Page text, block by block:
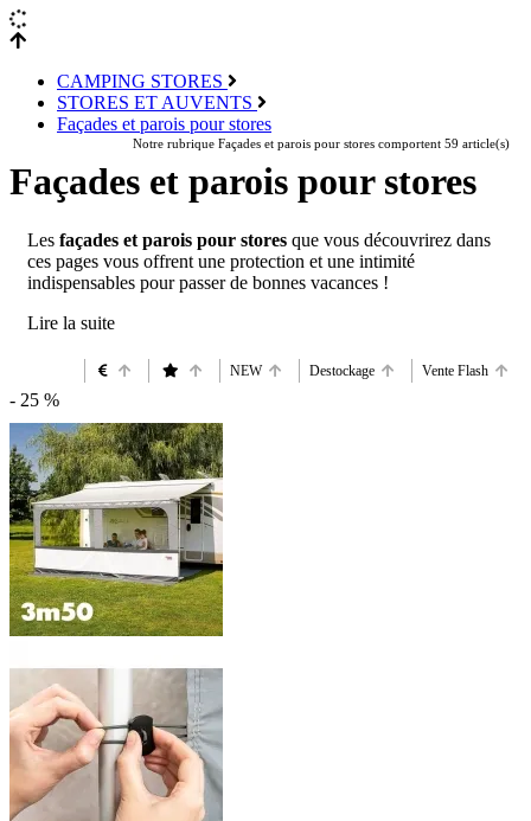
CAMPING STORES
STORES ET AUVENTS
Façades et parois pour stores
Façades et parois pour stores
Notre rubrique Façades et parois pour stores comportent 59 article(s)
Les façades et parois pour stores que vous découvrirez dans
ces pages vous offrent une protection et une intimité
indispensables pour passer de bonnes vacances !
NEW Destockage Vente Flash
- 25 %